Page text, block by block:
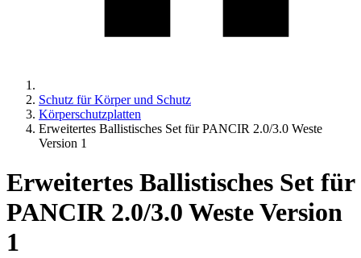
Schutz für Körper und Schutz
Körperschutzplatten
Erweitertes Ballistisches Set für PANCIR 2.0/3.0 Weste
Version 1
Erweitertes Ballistisches Set für
PANCIR 2.0/3.0 Weste Version
1